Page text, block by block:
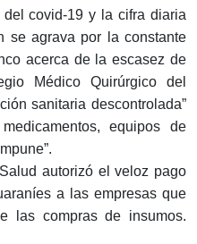
covid-19 y la cifra diaria
se agrava por la constante
acerca de la escasez de
Médico Quirúrgico del
sanitaria descontrolada”
equipos de
autorizó el veloz pago
a las empresas que
las compras de insumos.